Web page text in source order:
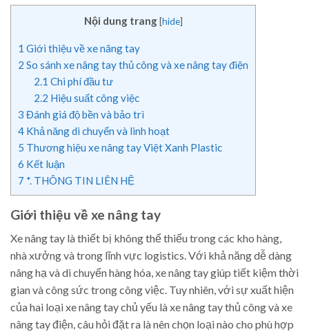
Nội dung trang [hide]
1 Giới thiệu về xe nâng tay
2 So sánh xe nâng tay thủ công và xe nâng tay điện
2.1 Chi phí đầu tư
2.2 Hiệu suất công việc
3 Đánh giá độ bền và bảo trì
4 Khả năng di chuyển và linh hoạt
5 Thương hiệu xe nâng tay Việt Xanh Plastic
6 Kết luận
7 *. THÔNG TIN LIÊN HỆ
Giới thiệu về xe nâng tay
Xe nâng tay là thiết bị không thể thiếu trong các kho hàng,
nhà xưởng và trong lĩnh vực logistics. Với khả năng dễ dàng
nâng hạ và di chuyển hàng hóa, xe nâng tay giúp tiết kiệm thời
gian và công sức trong công việc. Tuy nhiên, với sự xuất hiện
của hai loại xe nâng tay chủ yếu là xe nâng tay thủ công và xe
nâng tay điện, câu hỏi đặt ra là nên chọn loại nào cho phù hợp